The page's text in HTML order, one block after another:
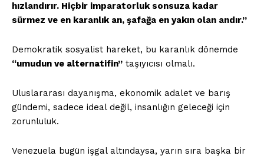
hızlandırır. Hiçbir imparatorluk sonsuza kadar
sürmez ve en karanlık an, şafağa en yakın olan andır.”
Demokratik sosyalist hareket, bu karanlık dönemde
“umudun ve alternatifin” taşıyıcısı olmalı.
Uluslararası dayanışma, ekonomik adalet ve barış
gündemi, sadece ideal değil, insanlığın geleceği için
zorunluluk.
Venezuela bugün işgal altındaysa, yarın sıra başka bir